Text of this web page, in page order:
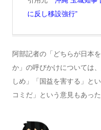
に反し移設強行”
阿部記者の「どちらが日本
か」の呼びかけについては
しめ」「国益を害する」と
コミだ」という意見もあった